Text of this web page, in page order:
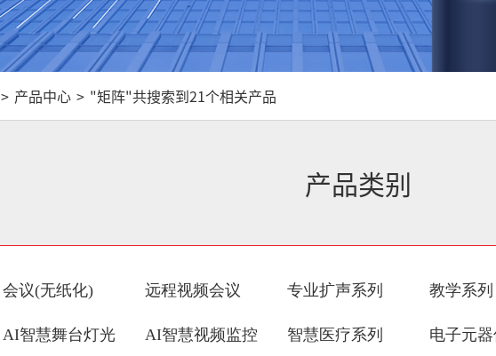
> 产品中心 > "矩阵"共搜索到21个相关产品
产品类别
会议(无纸化) 远程视频会议 专业扩声系列 教学系列
AI智慧舞台灯光 AI智慧视频监控 智慧医疗系列 电子元